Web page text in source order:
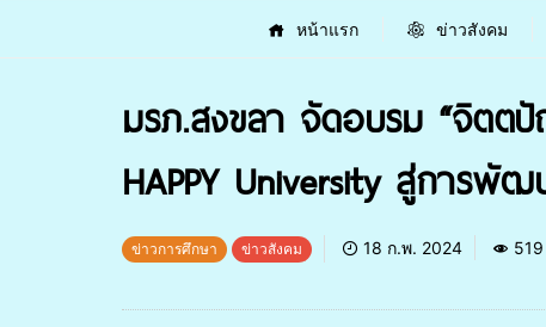
หน้าแรก ข่าวสังคม
มรภ.สงขลา จัดอบรม “จิตต
HAPPY University สู่การ
ข่าวการศึกษา ข่าวสังคม 18 ก.พ. 2024 519